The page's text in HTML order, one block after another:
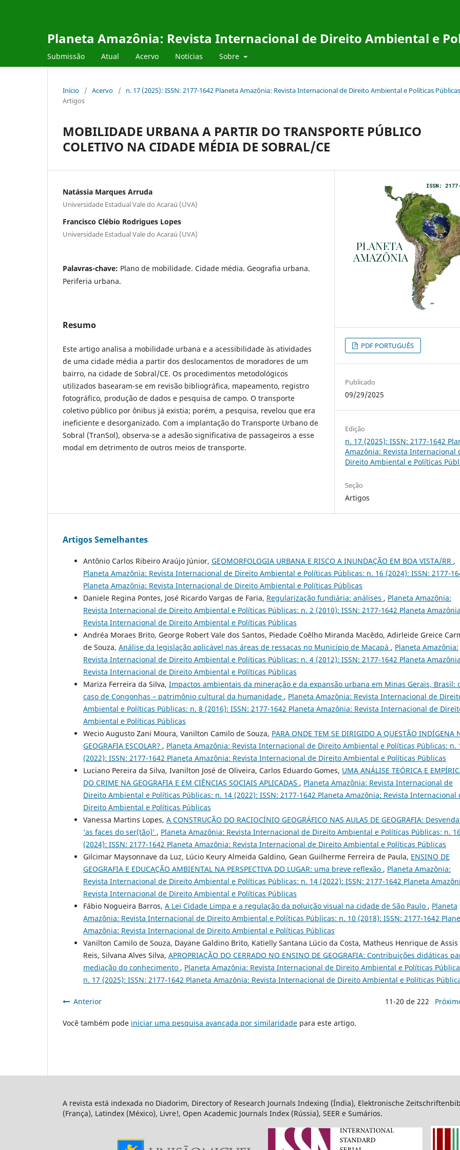
Planeta Amazônia: Revista Internacional de Direito Ambiental e
Submissão Atual Acervo Notícias Sobre
Início / Acervo / n. 17 (2025): ISSN: 2177-1642 Planeta Amazônia: Revista Internacional de Direito Ambiental e Políticas Públicas
Artigos
MOBILIDADE URBANA A PARTIR DO TRANSPORTE PÚBLICO
COLETIVO NA CIDADE MÉDIA DE SOBRAL/CE
Natássia Marques Arruda
Universidade Estadual Vale do Acaraú (UVA)
Francisco Clébio Rodrigues Lopes
Universidade Estadual Vale do Acaraú (UVA)
Palavras-chave: Plano de mobilidade. Cidade média. Geografia urbana.
Periferia urbana.
Resumo
Este artigo analisa a mobilidade urbana e a acessibilidade às atividades
de uma cidade média a partir dos deslocamentos de moradores de um
bairro, na cidade de Sobral/CE. Os procedimentos metodológicos
utilizados basearam-se em revisão bibliográfica, mapeamento, registro
fotográfico, produção de dados e pesquisa de campo. O transporte
coletivo público por ônibus já existia; porém, a pesquisa, revelou que era
ineficiente e desorganizado. Com a implantação do Transporte Urbano de
Sobral (TranSol), observa-se a adesão significativa de passageiros a esse
modal em detrimento de outros meios de transporte.
PDF PORTUGUÊS
Publicado
09/29/2025
Edição
n. 17 (2025): ISSN: 2177-1642
Amazônia: Revista Internacional
Direito Ambiental e Políticas
Seção
Artigos
Artigos Semelhantes
Antônio Carlos Ribeiro Araújo Júnior, GEOMORFOLOGIA URBANA E RISCO A INUNDAÇÃO EM BOA VISTA/RR ,
Planeta Amazônia: Revista Internacional de Direito Ambiental e Políticas Públicas: n. 16 (2024): ISSN: 2177-
Planeta Amazônia: Revista Internacional de Direito Ambiental e Políticas Públicas
Daniele Regina Pontes, José Ricardo Vargas de Faria, Regularização fundiária: análises , Planeta Amazônia:
Revista Internacional de Direito Ambiental e Políticas Públicas: n. 2 (2010): ISSN: 2177-1642 Planeta
Revista Internacional de Direito Ambiental e Políticas Públicas
Andréa Moraes Brito, George Robert Vale dos Santos, Piedade Coêlho Miranda Macêdo, Adirleide Greice
de Souza, Análise da legislação aplicável nas áreas de ressacas no Município de Macapá , Planeta Amazônia:
Revista Internacional de Direito Ambiental e Políticas Públicas: n. 4 (2012): ISSN: 2177-1642 Planeta
Revista Internacional de Direito Ambiental e Políticas Públicas
Mariza Ferreira da Silva, Impactos ambientais da mineração e da expansão urbana em Minas Gerais, Brasil:
caso de Congonhas – patrimônio cultural da humanidade , Planeta Amazônia: Revista Internacional de
Ambiental e Políticas Públicas: n. 8 (2016): ISSN: 2177-1642 Planeta Amazônia: Revista Internacional de
Ambiental e Políticas Públicas
Wecio Augusto Zani Moura, Vanilton Camilo de Souza, PARA ONDE TEM SE DIRIGIDO A QUESTÃO INDÍGENA
GEOGRAFIA ESCOLAR? , Planeta Amazônia: Revista Internacional de Direito Ambiental e Políticas Públicas: n.
(2022): ISSN: 2177-1642 Planeta Amazônia: Revista Internacional de Direito Ambiental e Políticas Públicas
Luciano Pereira da Silva, Ivanilton José de Oliveira, Carlos Eduardo Gomes, UMA ANÁLISE TEÓRICA E
DO CRIME NA GEOGRAFIA E EM CIÊNCIAS SOCIAIS APLICADAS , Planeta Amazônia: Revista Internacional de
Direito Ambiental e Políticas Públicas: n. 14 (2022): ISSN: 2177-1642 Planeta Amazônia: Revista Internacional
Direito Ambiental e Políticas Públicas
Vanessa Martins Lopes, A CONSTRUÇÃO DO RACIOCÍNIO GEOGRÁFICO NAS AULAS DE GEOGRAFIA:
‘as faces do ser(tão)’ , Planeta Amazônia: Revista Internacional de Direito Ambiental e Políticas Públicas: n. 16
(2024): ISSN: 2177-1642 Planeta Amazônia: Revista Internacional de Direito Ambiental e Políticas Públicas
Gilcimar Maysonnave da Luz, Lúcio Keury Almeida Galdino, Gean Guilherme Ferreira de Paula, ENSINO DE
GEOGRAFIA E EDUCAÇÃO AMBIENTAL NA PERSPECTIVA DO LUGAR: uma breve reflexão , Planeta Amazônia:
Revista Internacional de Direito Ambiental e Políticas Públicas: n. 14 (2022): ISSN: 2177-1642 Planeta
Revista Internacional de Direito Ambiental e Políticas Públicas
Fábio Nogueira Barros, A Lei Cidade Limpa e a regulação da poluição visual na cidade de São Paulo , Planeta
Amazônia: Revista Internacional de Direito Ambiental e Políticas Públicas: n. 10 (2018): ISSN: 2177-1642
Amazônia: Revista Internacional de Direito Ambiental e Políticas Públicas
Vanilton Camilo de Souza, Dayane Galdino Brito, Katielly Santana Lúcio da Costa, Matheus Henrique de Assis
Reis, Silvana Alves Silva, APROPRIAÇÃO DO CERRADO NO ENSINO DE GEOGRAFIA: Contribuições didáticas
mediação do conhecimento , Planeta Amazônia: Revista Internacional de Direito Ambiental e Políticas
n. 17 (2025): ISSN: 2177-1642 Planeta Amazônia: Revista Internacional de Direito Ambiental e Políticas
Anterior 11-20 de 222
Você também pode iniciar uma pesquisa avançada por similaridade para este artigo.
A revista está indexada no Diadorim, Directory of Research Journals Indexing (Índia), Elektronische
(França), Latindex (México), Livre!, Open Academic Journals Index (Rússia), SEER e Sumários.